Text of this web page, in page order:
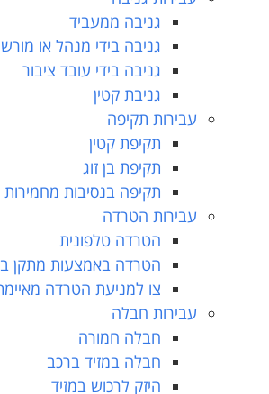
גניבה ממעביד
גניבה בידי מנהל או מורשה
גניבה בידי עובד ציבור
גניבת קטין
עבירות תקיפה
תקיפת קטין
תקיפת בן זוג
תקיפה בנסיבות מחמירות
עבירות הטרדה
הטרדה טלפונית
הטרדה באמצעות מתקן בזק
צו למניעת הטרדה מאיימת
עבירות חבלה
חבלה חמורה
חבלה במזיד ברכב
היזק לרכוש במזיד